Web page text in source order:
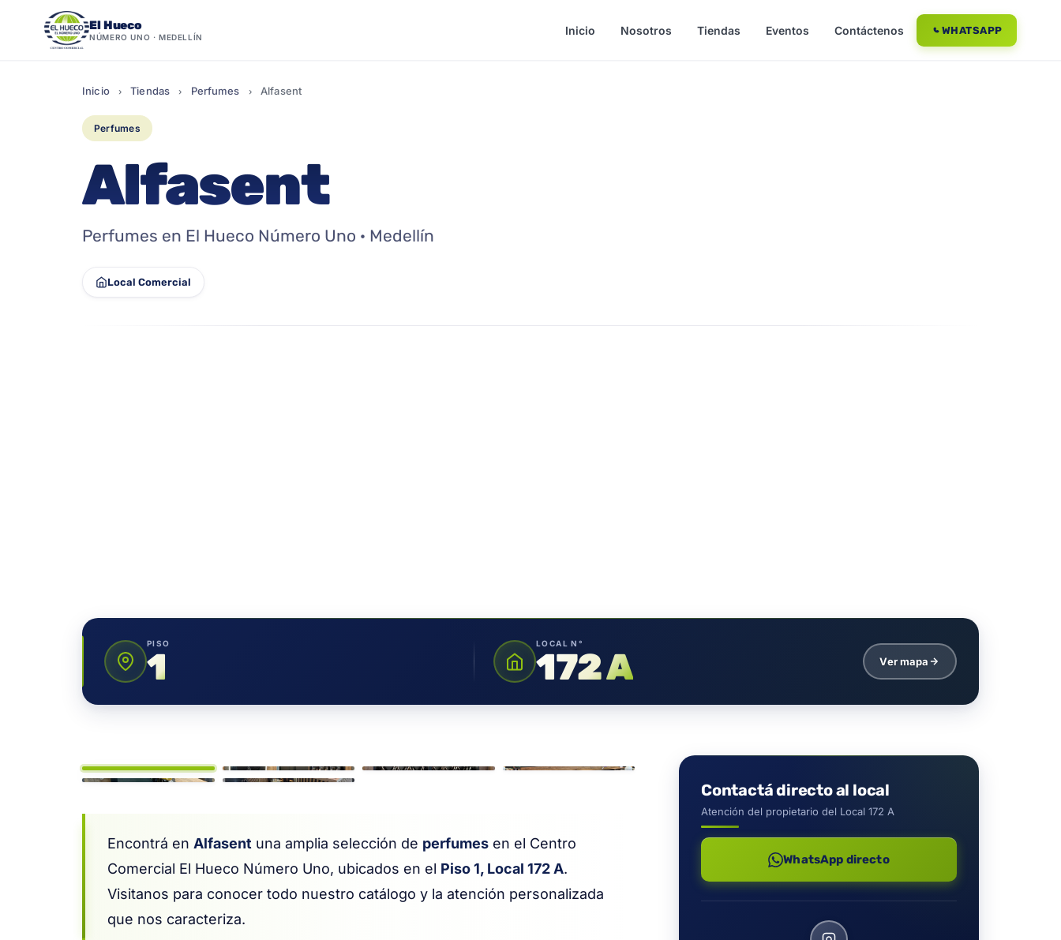
El Hueco
NÚMERO UNO · MEDELLÍN Inicio Nosotros Tiendas Eventos Contáctenos WHATSAPP
Inicio › Tiendas › Perfumes › Alfasent
Perfumes
Alfasent
Perfumes en El Hueco Número Uno · Medellín
Local Comercial
PISO
1
LOCAL N°
172 A Ver mapa
Encontrá en Alfasent una amplia selección de perfumes en el Centro
Comercial El Hueco Número Uno, ubicados en el Piso 1, Local 172 A.
Visitanos para conocer todo nuestro catálogo y la atención personalizada
que nos caracteriza.
Contactá directo al local
Atención del propietario del Local 172 A
WhatsApp directo